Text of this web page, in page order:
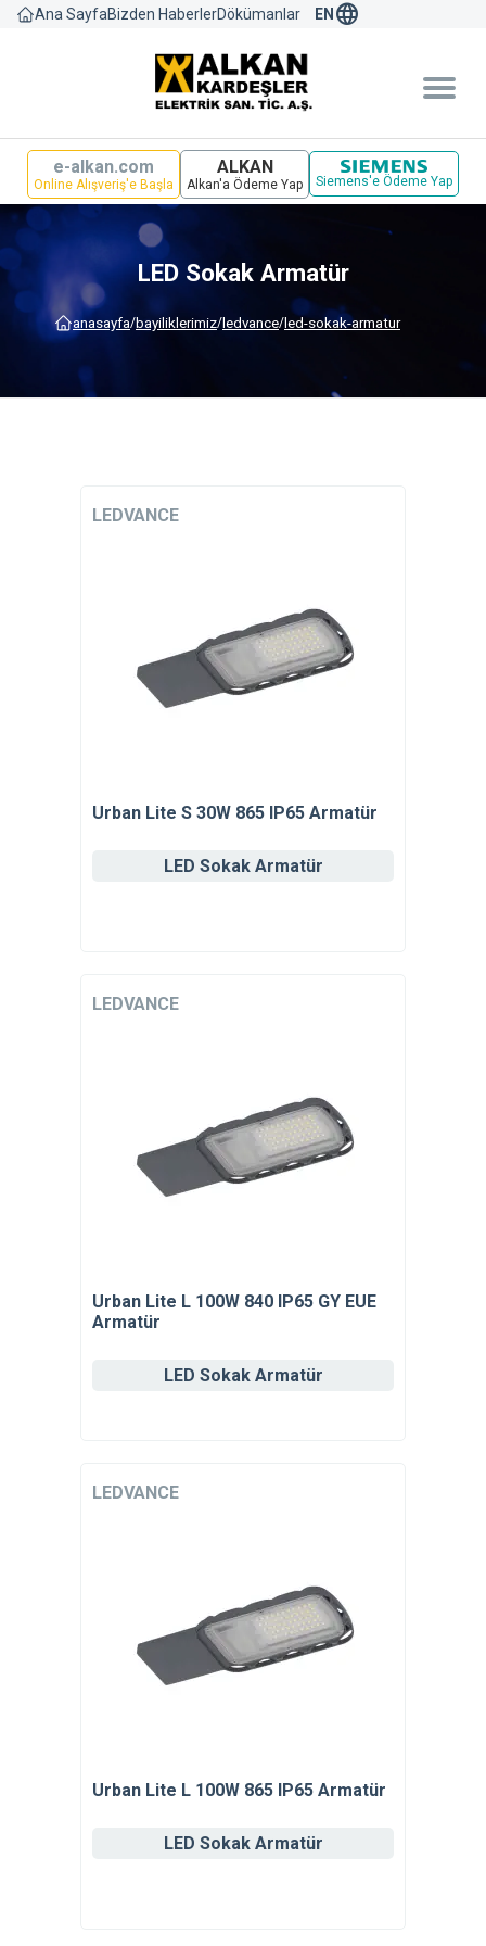
Ana SayfaBizden HaberlerDökümanlar EN language
e-alkan.com
Online Alışveriş'e Başla
ALKAN
Alkan'a Ödeme Yap Siemens'e Ödeme Yap
LED Sokak Armatür
anasayfa/bayi̇li̇kleri̇mi̇z/ ledvance/ led-sokak-armatur
LEDVANCE
Urban Lite S 30W 865 IP65 Armatür
LED Sokak Armatür
LEDVANCE
Urban Lite L 100W 840 IP65 GY EUE
Armatür
LED Sokak Armatür
LEDVANCE
Urban Lite L 100W 865 IP65 Armatür
LED Sokak Armatür